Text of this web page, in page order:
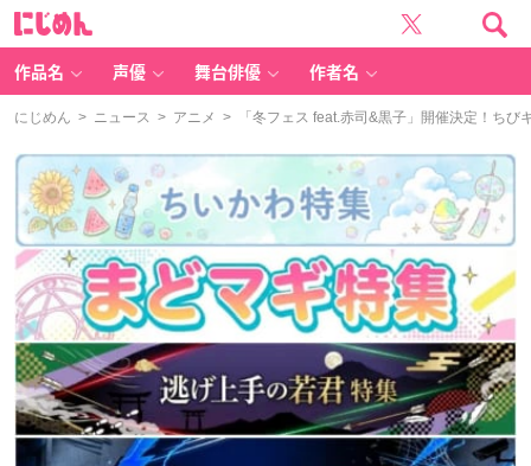
作品名 声優 舞台俳優 作者名
にじめん > ニュース > アニメ > 「冬フェス feat.赤司&黒子」開催決定！ちび